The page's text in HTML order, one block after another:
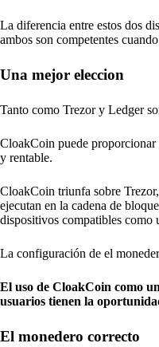
La diferencia entre estos dos
ambos son competentes
Una mejor eleccion
Tanto como Trezor y Ledger
CloakCoin puede proporcionar
y rentable.
CloakCoin triunfa sobre
ejecutan en la cadena de
dispositivos compatibles como
La configuración de el
El uso de CloakCoin como
usuarios tienen la
El monedero correcto